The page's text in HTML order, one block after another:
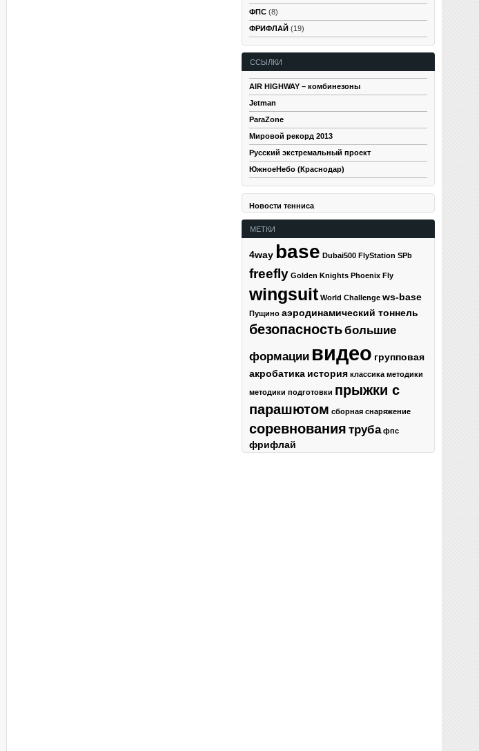
ФПС (8)
ФРИФЛАЙ (19)
ССЫЛКИ
AIR HIGHWAY – комбинезоны
Jetman
ParaZone
Мировой рекорд 2013
Русский экстремальный проект
ЮжноеНебо (Краснодар)
Новости тенниса
МЕТКИ
4way base Dubai500 FlyStation SPb
freefly Golden Knights Phoenix Fly
wingsuit World Challenge ws-base
Пущино аэродинамический тоннель
безопасностьбольшие
формации видео групповая
акробатика история классика методики
методики подготовки прыжки с
парашютом сборная снаряжение
соревнования труба фпс
фрифлай